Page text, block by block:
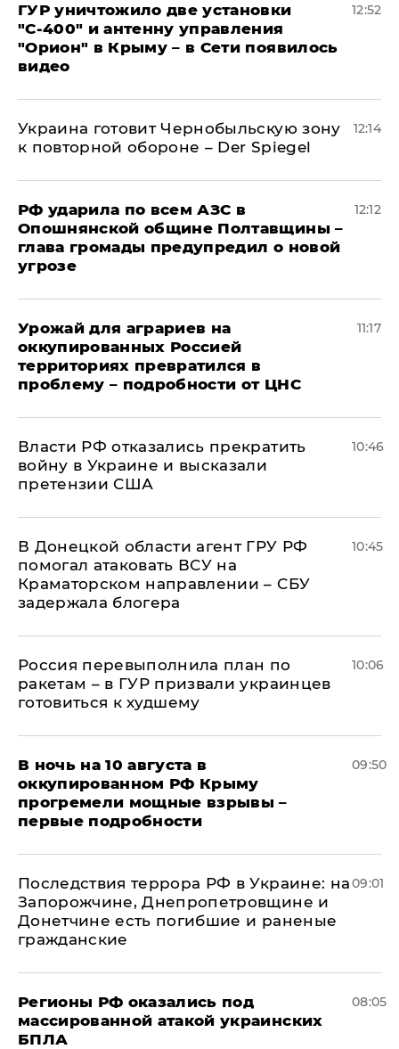
ГУР уничтожило две установки
"С‑400" и антенну управления
"Орион" в Крыму – в Сети появилось
видео
12:52
Украина готовит Чернобыльскую зону
к повторной обороне – Der Spiegel
12:14
РФ ударила по всем АЗС в
Опошнянской общине Полтавщины –
глава громады предупредил о новой
угрозе
12:12
Урожай для аграриев на
оккупированных Россией
территориях превратился в
проблему – подробности от ЦНС
11:17
Власти РФ отказались прекратить
войну в Украине и высказали
претензии США
10:46
В Донецкой области агент ГРУ РФ
помогал атаковать ВСУ на
Краматорском направлении – СБУ
задержала блогера
10:45
Россия перевыполнила план по
ракетам – в ГУР призвали украинцев
готовиться к худшему
10:06
В ночь на 10 августа в
оккупированном РФ Крыму
прогремели мощные взрывы –
первые подробности
09:50
Последствия террора РФ в Украине: на
Запорожчине, Днепропетровщине и
Донетчине есть погибшие и раненые
гражданские
09:01
Регионы РФ оказались под
массированной атакой украинских
БПЛА
08:05